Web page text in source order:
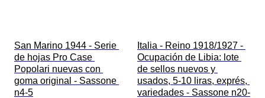
San Marino 1944 - Serie
de hojas Pro Case
Popolari nuevas con
goma original - Sassone
n4-5
Italia - Reino 1918/1927 -
Ocupación de Libia: lote
de sellos nuevos y
usados, 5-10 liras, exprés,
variedades - Sassone n20-